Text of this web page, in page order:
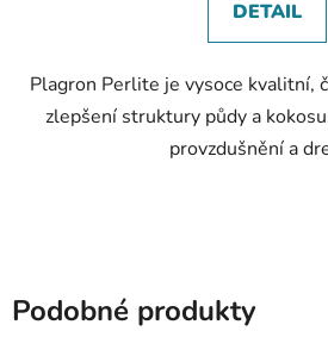
DETAIL
Plagron Perlite je vysoce kvalitní,
zlepšení struktury půdy a
provzdušnění a
Podobné produkty